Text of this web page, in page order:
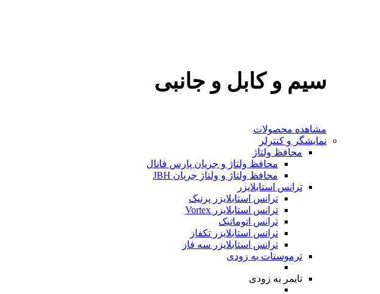
سیم و کابل و جانبی
مشاهده محصولات
نمایشگر و کنترلر
محافظ ولتاژ
محافظ ولتاژ و جریان پارس فانال
محافظ ولتاژ و ولتاژ جریان JBH
ترانس استابلایزر
ترانس استابلایزر پرنیک
ترانس استابلایزر Vortex
ترانس اتوماتیک
ترانس استابلایزر تکفاز
ترانس استابلایزر سه فاز
ترموستات به‌ زودی
تایمر به‌ زودی